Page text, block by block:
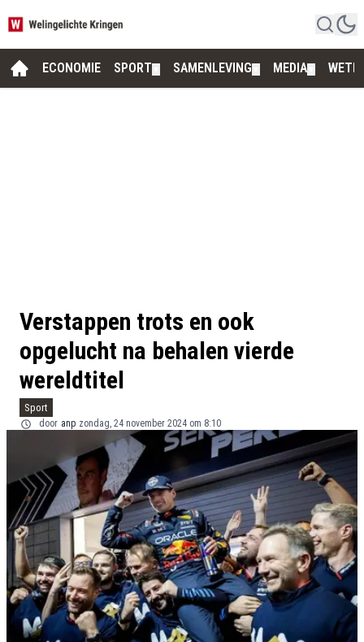
ECONOMIE SPORT SAMENLEVING MEDIA
Verstappen trots en ook
opgelucht na behalen vierde
wereldtitel
Sport
door anp zondag, 24 november 2024 om 8:10